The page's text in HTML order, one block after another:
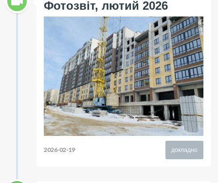
Фотозвіт, лютий 2026
докладно
2026-02-19